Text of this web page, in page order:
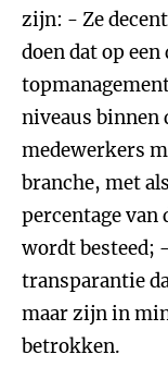
zijn: - Ze
doen dat op
niveaus binnen
medewerkers
branche, met
percentage van
wordt besteed;
transparantie
maar zijn in
betrokken.